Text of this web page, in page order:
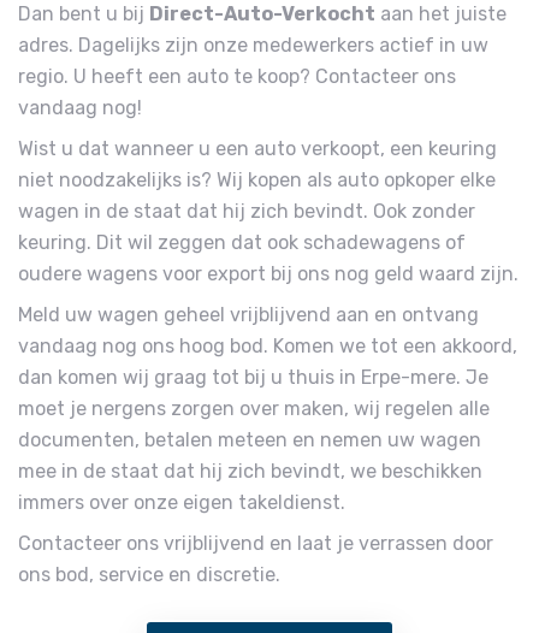
Dan bent u bij Direct-Auto-Verkocht aan het juiste
adres. Dagelijks zijn onze medewerkers actief in uw
regio. U heeft een auto te koop? Contacteer ons
vandaag nog!
Wist u dat wanneer u een auto verkoopt, een keuring
niet noodzakelijks is? Wij kopen als auto opkoper elke
wagen in de staat dat hij zich bevindt. Ook zonder
keuring. Dit wil zeggen dat ook schadewagens of
oudere wagens voor export bij ons nog geld waard zijn.
Meld uw wagen geheel vrijblijvend aan en ontvang
vandaag nog ons hoog bod. Komen we tot een akkoord,
dan komen wij graag tot bij u thuis in Erpe-mere. Je
moet je nergens zorgen over maken, wij regelen alle
documenten, betalen meteen en nemen uw wagen
mee in de staat dat hij zich bevindt, we beschikken
immers over onze eigen takeldienst.
Contacteer ons vrijblijvend en laat je verrassen door
ons bod, service en discretie.